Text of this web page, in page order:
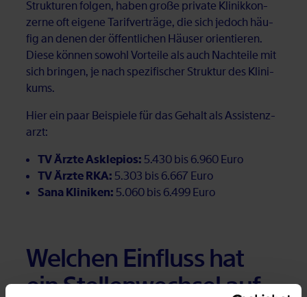
Struk­tu­ren fol­gen, ha­ben gro­ße pri­va­te Kli­nik­kon­
zer­ne oft ei­ge­ne Ta­rif­ver­trä­ge, die sich je­doch häu­
fig an de­nen der öf­fent­li­chen Häu­ser ori­en­tie­ren.
Die­se kön­nen so­wohl Vor­tei­le als auch Nach­tei­le mit
sich brin­gen, je nach spe­zi­fi­scher Struk­tur des Kli­ni­
kums.
Hier ein paar Bei­spie­le für das Ge­halt als As­sis­tenz­
arzt:
TV Ärzte Asklepios: 5.430 bis 6.960 Euro
TV Ärzte RKA: 5.303 bis 6.667 Euro
Sana Kliniken: 5.060 bis 6.499 Euro
Wel­chen Ein­fluss hat
ein Stel­len­wech­sel auf